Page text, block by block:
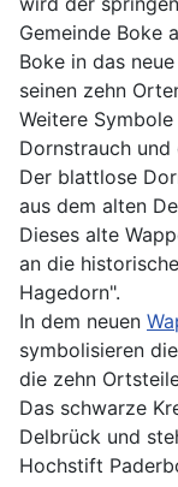
Gemeinde Boke
Boke in das
seinen zehn
Weitere
Dornstrauch und
Der blattlose
aus dem alten
Dieses alte
an die
Hagedorn".
In dem neuen
symbolisieren
die zehn
Das schwarze
Delbrück und
Hochstift